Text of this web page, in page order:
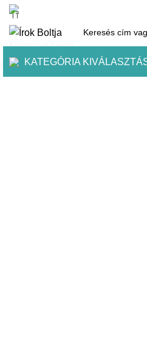
KATEGÓRIA
Kezdje el gépelni a keresett